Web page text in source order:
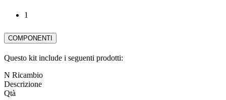
1
COMPONENTI
Questo kit include i seguenti prodotti:
N Ricambio
Descrizione
Qtà